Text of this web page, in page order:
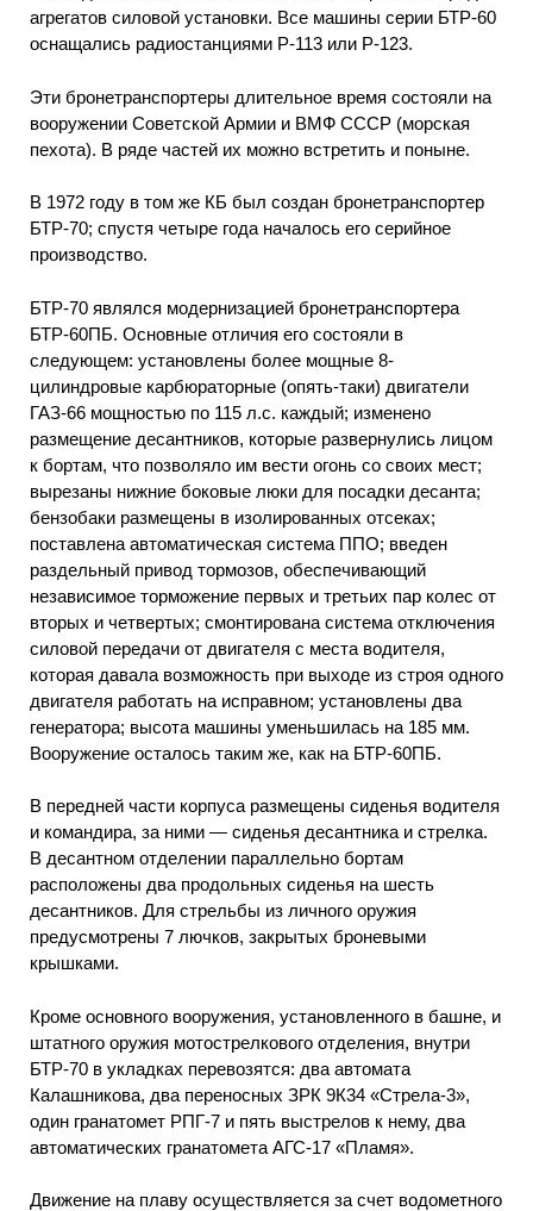
агрегатов силовой установки. Все машины серии БТР-60
оснащались радиостанциями Р-113 или Р-123.
Эти бронетранспортеры длительное время состояли на
вооружении Советской Армии и ВМФ СССР (морская
пехота). В ряде частей их можно встретить и поныне.
В 1972 году в том же КБ был создан бронетранспортер
БТР-70; спустя четыре года началось его серийное
производство.
БТР-70 являлся модернизацией бронетранспортера
БТР-60ПБ. Основные отличия его состояли в
следующем: установлены более мощные 8-
цилиндровые карбюраторные (опять-таки) двигатели
ГАЗ-66 мощностью по 115 л.с. каждый; изменено
размещение десантников, которые развернулись лицом
к бортам, что позволяло им вести огонь со своих мест;
вырезаны нижние боковые люки для посадки десанта;
бензобаки размещены в изолированных отсеках;
поставлена автоматическая система ППО; введен
раздельный привод тормозов, обеспечивающий
независимое торможение первых и третьих пар колес от
вторых и четвертых; смонтирована система отключения
силовой передачи от двигателя с места водителя,
которая давала возможность при выходе из строя одного
двигателя работать на исправном; установлены два
генератора; высота машины уменьшилась на 185 мм.
Вооружение осталось таким же, как на БТР-60ПБ.
В передней части корпуса размещены сиденья водителя
и командира, за ними — сиденья десантника и стрелка.
В десантном отделении параллельно бортам
расположены два продольных сиденья на шесть
десантников. Для стрельбы из личного оружия
предусмотрены 7 лючков, закрытых броневыми
крышками.
Кроме основного вооружения, установленного в башне, и
штатного оружия мотострелкового отделения, внутри
БТР-70 в укладках перевозятся: два автомата
Калашникова, два переносных ЗРК 9К34 «Стрела-3»,
один гранатомет РПГ-7 и пять выстрелов к нему, два
автоматических гранатомета АГС-17 «Пламя».
Движение на плаву осуществляется за счет водометного